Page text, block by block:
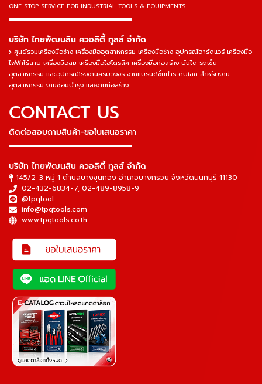
ONE STOP SERVICE FOR INDUSTRIAL TOOLS & EQUIPMENTS
▬▬▬▬▬▬▬▬▬▬▬▬▬▬▬
บริษัท ไทยพัฒนสิน ควอลิตี้ ทูลส์ จำกัด
ศูนย์รวมเครื่องมือช่าง เครื่องมืออุตสาหกรรม เครื่องมือช่าง อุปกรณ์ฮาร์ดแวร์ เครื่องมือ
ไฟฟ้าไร้สาย เครื่องมือลม เครื่องมือไฮโดรลิค เครื่องมือก่อสร้าง บันได รถเข็น
อุตสาหกรรม และอุปกรณ์โรงงานครบวงจร จากแบรนด์ชั้นนำระดับโลก สำหรับงาน
อุตสาหกรรม งานซ่อมบำรุง และงานก่อสร้าง
CONTACT US
ติดต่อสอบถามสินค้า-ขอใบเสนอราคา
▬▬▬▬▬▬▬▬▬▬▬▬▬▬▬
บริษัท ไทยพัฒนสิน ควอลิตี้ ทูลส์ จำกัด
145/2-3 หมู่ 1 ตำบลบางขุนกอง อำเภอบางกรวย จังหวัดนนทบุรี 11130
02-432-6834-7, 02-489-8958-9
@tpqtool
info@tpqtools.com
www.tpqtools.co.th